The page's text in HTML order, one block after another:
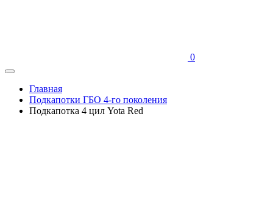
0
Главная
Подкапотки ГБО 4-го поколения
Подкапотка 4 цил Yota Red